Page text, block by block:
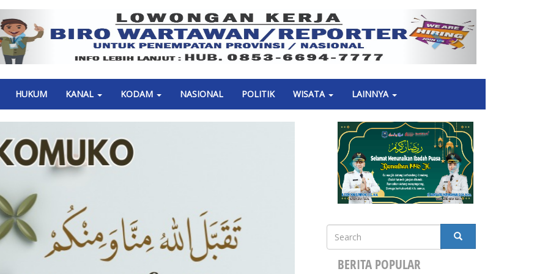
Previous Next
HUKUM KANAL KODAM NASIONAL POLITIK WISATA LAINNYA
Search
SEARCH
BERITA POPULAR